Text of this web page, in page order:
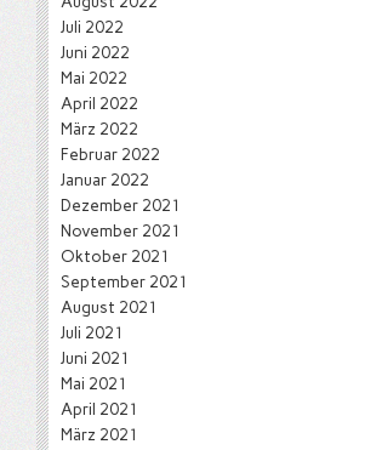
Juli 2022
Juni 2022
Mai 2022
April 2022
März 2022
Februar 2022
Januar 2022
Dezember 2021
November 2021
Oktober 2021
September 2021
August 2021
Juli 2021
Juni 2021
Mai 2021
April 2021
März 2021